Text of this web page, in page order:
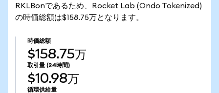
RKLBonであるため、Rocket Lab (Ondo Tokenized)
の時価総額は$158.75万となります。
時価総額
$158.75万
取引量 (24時間)
$10.98万
循環供給量